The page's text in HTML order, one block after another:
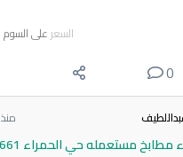
السعر على السوم
0
منذ 9 ساعات
مستعمله حي الحمراء 0556045661